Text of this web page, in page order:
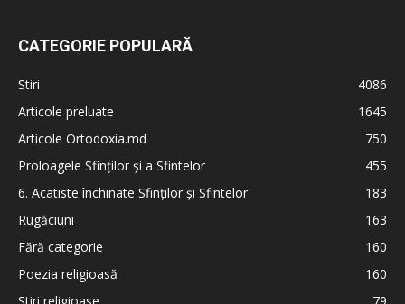
CATEGORIE POPULARĂ
Stiri
4086
Articole preluate
1645
Articole Ortodoxia.md
750
Proloagele Sfinților și a Sfintelor
455
6. Acatiste închinate Sfinților și Sfintelor
183
Rugăciuni
163
Fără categorie
160
Poezia religioasă
160